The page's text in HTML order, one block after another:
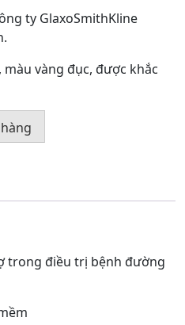
ty GlaxoSmithKline
vàng đục, được khắc
trong điều trị bệnh đường